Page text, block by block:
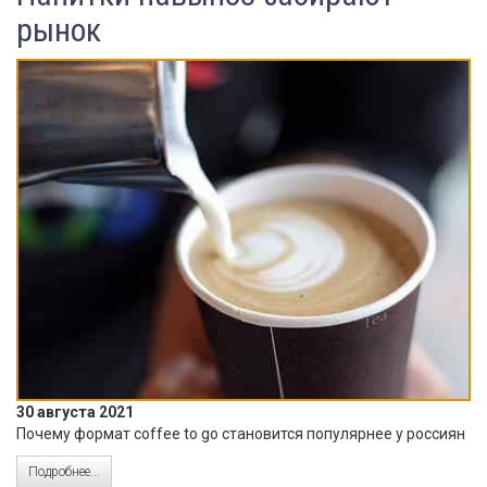
рынок
30 августа 2021
Почему формат coffee to go становится популярнее у россиян
Подробнее...